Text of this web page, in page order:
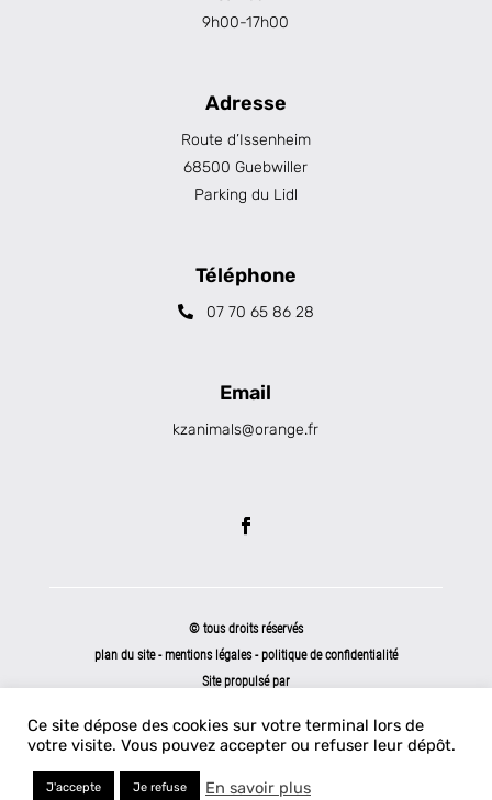
9h00-17h00
Adresse
Route d’Issenheim
68500 Guebwiller
Parking du Lidl
Téléphone
07 70 65 86 28
Email
kzanimals@orange.fr
© tous droits réservés
plan du site-mentions légales -politique de confidentialité
Site propulsé par
Ce site dépose des cookies sur votre terminal lors de
votre visite. Vous pouvez accepter ou refuser leur dépôt.
J'accepte Je refuse En savoir plus